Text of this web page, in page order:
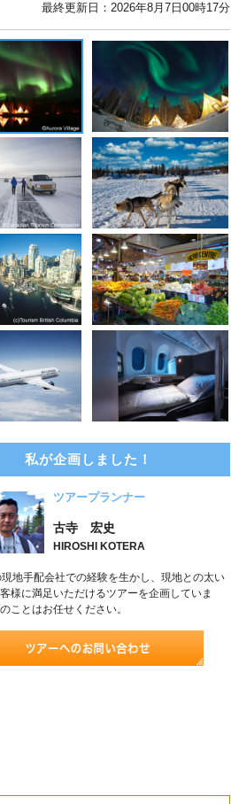
最終更新日：2026年8月7日00時17分
私が企画しました！
ツアープランナー
古寺 宏史
HIROSHI KOTERA
地手配会社での経験を生かし、現地との太い
様に満足いただけるツアーを企画していま
ことはお任せください。